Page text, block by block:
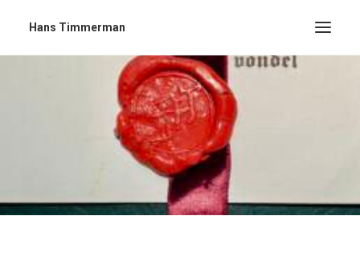
Hans Timmerman